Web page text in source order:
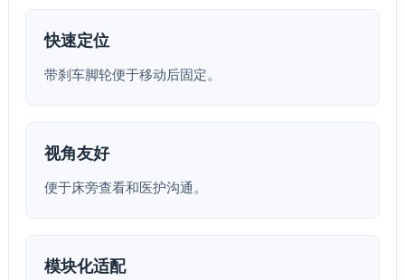
快速定位
带刹车脚轮便于移动后固定。
视角友好
便于床旁查看和医护沟通。
模块化适配